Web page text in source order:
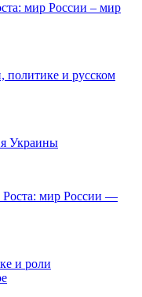
мир России – мир
политике и русском
Украины
мир России —
и роли